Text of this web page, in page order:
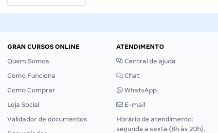
GRAN CURSOS ONLINE
Quem Somos
Como Funciona
Como Comprar
Loja Social
Validador de documentos
ATENDIMENTO
Central de ajuda
Chat
WhatsApp
E-mail
Horário de atendimento:
segunda a sexta (8h às 20h),